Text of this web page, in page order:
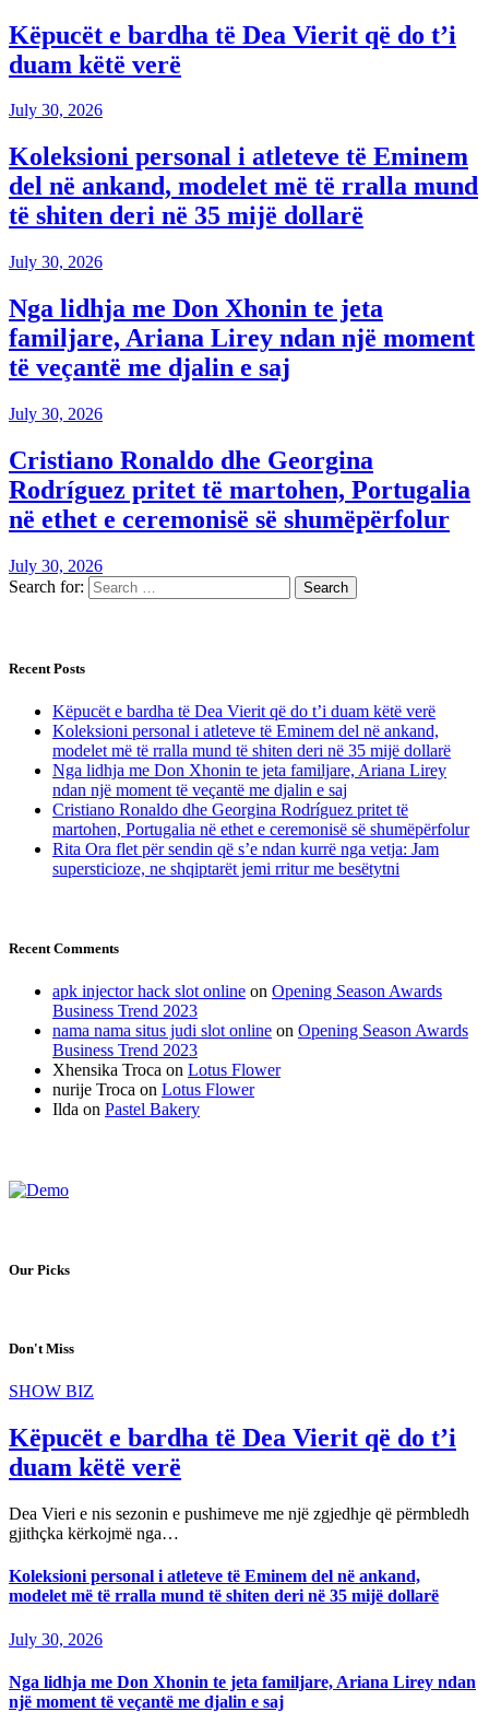
Këpucët e bardha të Dea Vierit që do t’i
duam këtë verë
July 30, 2026
Koleksioni personal i atleteve të Eminem
del në ankand, modelet më të rralla mund
të shiten deri në 35 mijë dollarë
July 30, 2026
Nga lidhja me Don Xhonin te jeta
familjare, Ariana Lirey ndan një moment
të veçantë me djalin e saj
July 30, 2026
Cristiano Ronaldo dhe Georgina
Rodríguez pritet të martohen, Portugalia
në ethet e ceremonisë së shumëpërfolur
July 30, 2026
Search for:
Recent Posts
Këpucët e bardha të Dea Vierit që do t’i duam këtë verë
Koleksioni personal i atleteve të Eminem del në ankand,
modelet më të rralla mund të shiten deri në 35 mijë dollarë
Nga lidhja me Don Xhonin te jeta familjare, Ariana Lirey
ndan një moment të veçantë me djalin e saj
Cristiano Ronaldo dhe Georgina Rodríguez pritet të
martohen, Portugalia në ethet e ceremonisë së shumëpërfolur
Rita Ora flet për sendin që s’e ndan kurrë nga vetja: Jam
supersticioze, ne shqiptarët jemi rritur me besëtytni
Recent Comments
apk injector hack slot online on Opening Season Awards
Business Trend 2023
nama nama situs judi slot online on Opening Season Awards
Business Trend 2023
Xhensika Troca on Lotus Flower
nurije Troca on Lotus Flower
Ilda on Pastel Bakery
Our Picks
Don't Miss
SHOW BIZ
Këpucët e bardha të Dea Vierit që do t’i
duam këtë verë
Dea Vieri e nis sezonin e pushimeve me një zgjedhje që përmbledh
gjithçka kërkojmë nga…
Koleksioni personal i atleteve të Eminem del në ankand,
modelet më të rralla mund të shiten deri në 35 mijë dollarë
July 30, 2026
Nga lidhja me Don Xhonin te jeta familjare, Ariana Lirey ndan
një moment të veçantë me djalin e saj